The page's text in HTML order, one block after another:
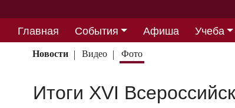
Главная События Афиша Учеба
Партнерство
Новости Видео Фото
Итоги XVI